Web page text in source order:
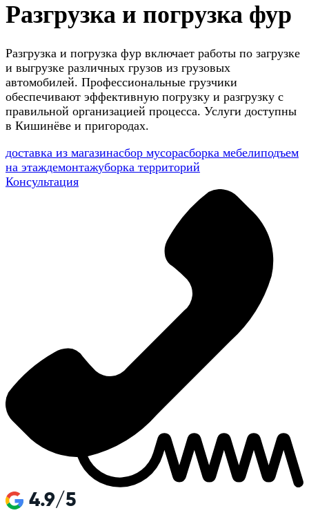
Разгрузка и погрузка фур
Разгрузка и погрузка фур включает работы по загрузке
и выгрузке различных грузов из грузовых
автомобилей. Профессиональные грузчики
обеспечивают эффективную погрузку и разгрузку с
правильной организацией процесса. Услуги доступны
в Кишинёве и пригородах.
доставка из магазинасбор мусорасборка мебелиподъем
на этаждемонтажуборка территорий
Консультация
4.9/5